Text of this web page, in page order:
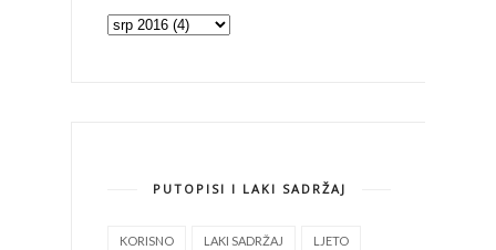
PUTOPISI I LAKI SADRŽAJ
KORISNO LAKI SADRŽAJ LJETO